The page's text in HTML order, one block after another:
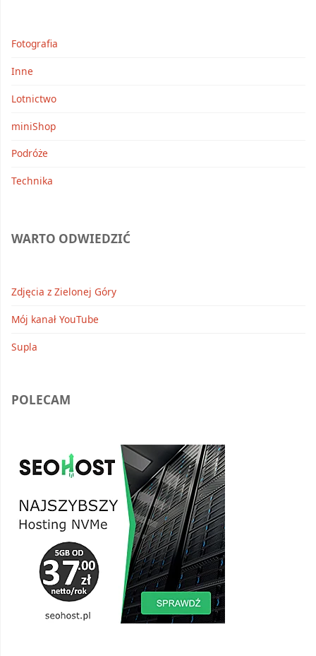
Fotografia
Inne
Lotnictwo
miniShop
Podróże
Technika
WARTO ODWIEDZIĆ
Zdjęcia z Zielonej Góry
Mój kanał YouTube
Supla
POLECAM